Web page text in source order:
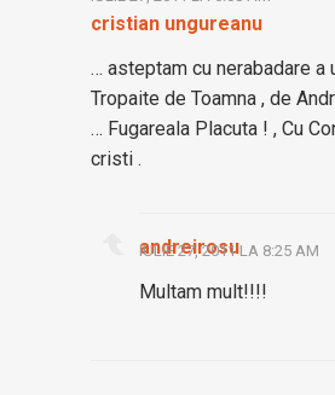
cristian ungureanu
… asteptam cu nerabadare a
Tropaite de Toamna , de
… Fugareala Placuta ! , Cu
cristi .
andreirosu
IULIE 27, 2011 LA 8:25 AM
Multam mult!!!!